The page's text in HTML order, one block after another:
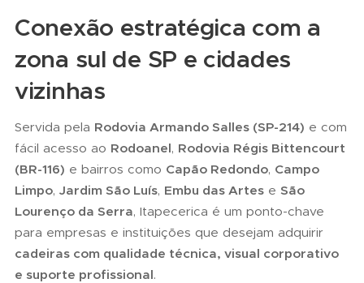
Conexão estratégica com a
zona sul de SP e cidades
vizinhas
Servida pela Rodovia Armando Salles (SP-214) e com
fácil acesso ao Rodoanel, Rodovia Régis Bittencourt
(BR-116) e bairros como Capão Redondo, Campo
Limpo, Jardim São Luís, Embu das Artes e São
Lourenço da Serra, Itapecerica é um ponto-chave
para empresas e instituições que desejam adquirir
cadeiras com qualidade técnica, visual corporativo
e suporte profissional.